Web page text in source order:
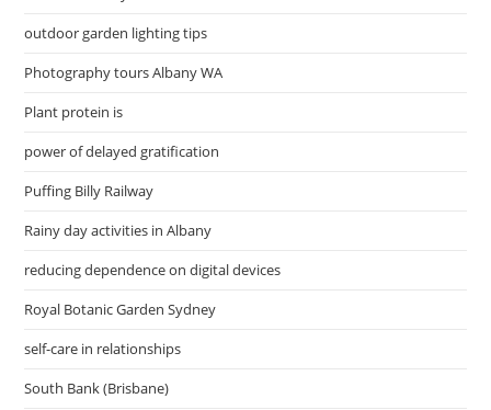
outdoor garden lighting tips
Photography tours Albany WA
Plant protein is
power of delayed gratification
Puffing Billy Railway
Rainy day activities in Albany
reducing dependence on digital devices
Royal Botanic Garden Sydney
self-care in relationships
South Bank (Brisbane)